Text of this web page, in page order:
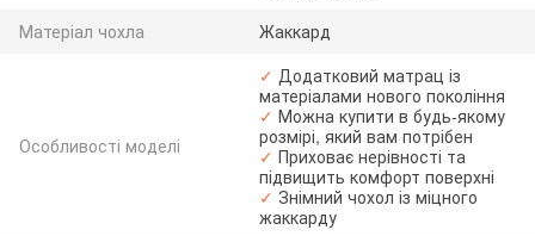
Матеріал чохла
Жаккард
Особливості моделі
✓ Додатковий матрац із
матеріалами нового покоління
✓ Можна купити в будь-якому
розмірі, який вам потрібен
✓ Приховає нерівності та
підвищить комфорт поверхні
✓ Знімний чохол із міцного
жаккарду